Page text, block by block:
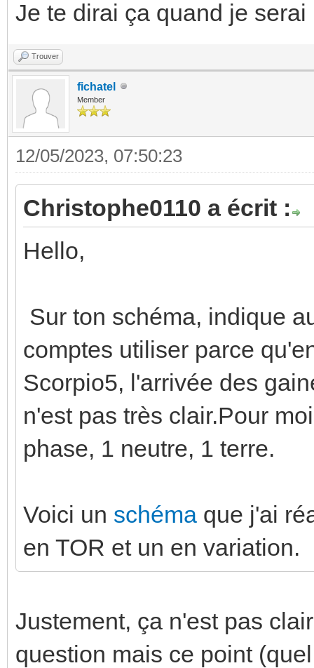
Je te dirai ça quand je
Trouver
fichatel
Member
12/05/2023, 07:50:23
Christophe0110 a écrit :
Hello,
Sur ton schéma, indique
comptes utiliser parce
Scorpio5, l'arrivée des
n'est pas très clair.Pour
phase, 1 neutre, 1 terre.
Voici un schéma que j'ai
en TOR et un en variation.
Justement, ça n'est pas
question mais ce point